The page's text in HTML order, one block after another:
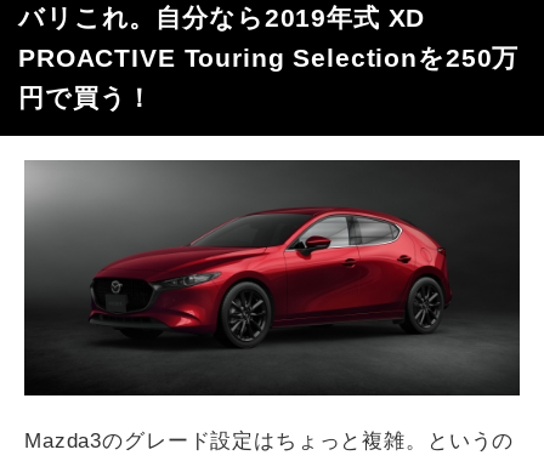
バリこれ。自分なら2019年式 XD
PROACTIVE Touring Selectionを250万
円で買う！
Mazda3のグレード設定はちょっと複雑。というの